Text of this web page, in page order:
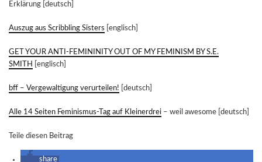
Erklärung [deutsch]
Auszug aus Scribbling Sisters [englisch]
GET YOUR ANTI-FEMININITY OUT OF MY FEMINISM BY S.E.
SMITH
[englisch]
bff – Vergewaltigung verurteilen! [deutsch]
Alle 14 Seiten Feminismus-Tag auf Kleinerdrei – weil awesome [deutsch]
Teile diesen Beitrag
share